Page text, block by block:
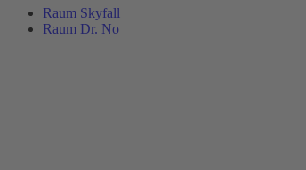
Raum Skyfall
Raum Dr. No